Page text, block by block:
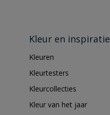
Kleur en inspiratie
Kleuren
Kleurtesters
Kleurcollecties
Kleur van het jaar